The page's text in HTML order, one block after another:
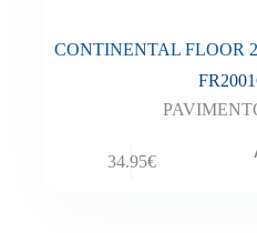
CONTINENTAL FLOOR
34.95€